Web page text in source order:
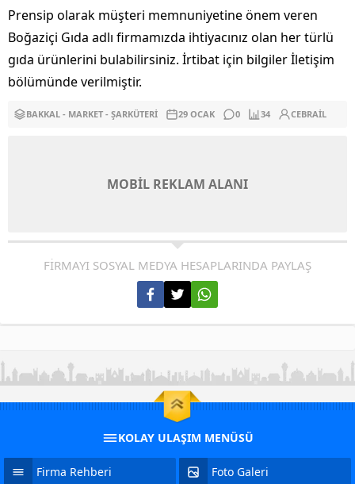
Prensip olarak müşteri memnuniyetine önem veren
Boğaziçi Gıda adlı firmamızda ihtiyacınız olan her türlü
gıda ürünlerini bulabilirsiniz. İrtibat için bilgiler İletişim
bölümünde verilmiştir.
BAKKAL - MARKET - ŞARKÜTERI 29 OCAK 0 34 CEBRAIL
MOBİL REKLAM ALANI
FİRMAYI SOSYAL MEDYA HESAPLARINDA PAYLAŞ
KOLAY ULAŞIM MENÜSÜ
Firma Rehberi Foto Galeri